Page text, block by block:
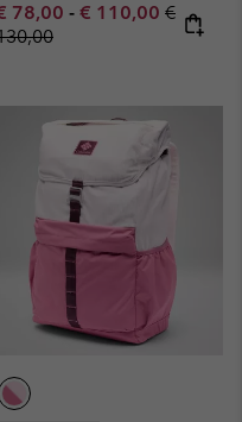
sale price:
78,00 - Maximum sale
€ 110,00 Regular
€